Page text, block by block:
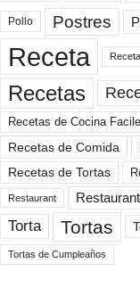
Pollo Postres
Receta
Recetas
Recetas de Cocina
Recetas de Comida
Recetas de Tortas
Restaurant
Torta Tortas
Tortas de Cumpleaños